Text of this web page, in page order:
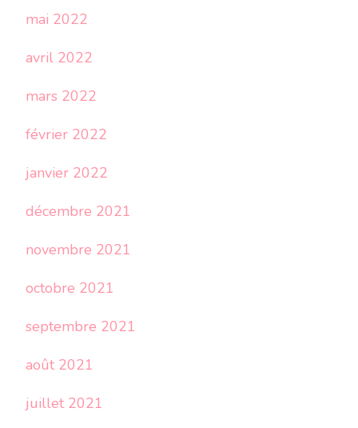
mai 2022
avril 2022
mars 2022
février 2022
janvier 2022
décembre 2021
novembre 2021
octobre 2021
septembre 2021
août 2021
juillet 2021